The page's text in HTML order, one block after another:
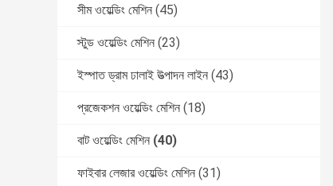
সীম ওয়েল্ডিং মেশিন (45)
স্টুড ওয়েল্ডিং মেশিন (23)
ইস্পাত ড্রাম ঢালাই উত্পাদন লাইন (43)
প্রজেকশন ওয়েল্ডিং মেশিন (18)
বাট ওয়েল্ডিং মেশিন (40)
ফাইবার লেজার ওয়েল্ডিং মেশিন (31)